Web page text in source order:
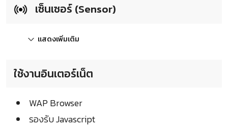
เซ็นเซอร์ (Sensor)
แสดงเพิ่มเติม
ใช้งานอินเตอร์เน็ต
WAP Browser
รองรับ Javascript